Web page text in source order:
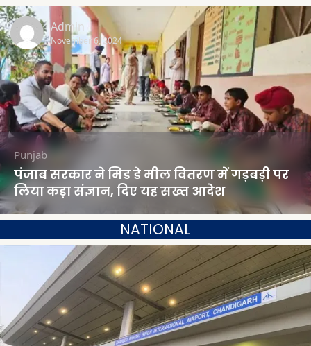
Admin
November 6, 2024
Punjab
पंजाब सरकार ने मिड डे मील वितरण में गड़बड़ी पर
लिया कड़ा संज्ञान, दिए यह सख्त आदेश
NATIONAL